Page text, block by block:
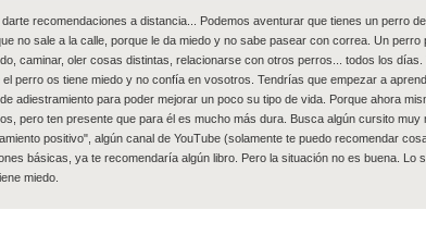
recomendaciones a distancia... Podemos aventurar que tienes un perro de
no sale a la calle, porque le da miedo y no sabe pasear con correa. Un perro
caminar, oler cosas distintas, relacionarse con otros perros... todos los días.
perro os tiene miedo y no confía en vosotros. Tendrías que empezar a
adiestramiento para poder mejorar un poco su tipo de vida. Porque ahora
pero ten presente que para él es mucho más dura. Busca algún cursito muy
positivo", algún canal de YouTube (solamente te puedo recomendar
básicas, ya te recomendaría algún libro. Pero la situación no es buena. Lo
miedo.